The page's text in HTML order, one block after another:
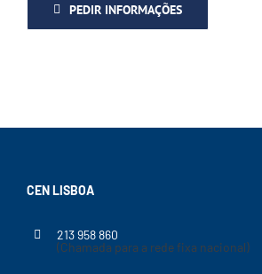
PEDIR INFORMAÇÕES
CEN LISBOA
213 958 860
(Chamada para a rede fixa nacional)